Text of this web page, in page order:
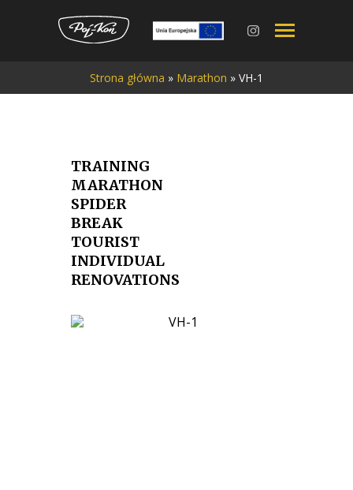
treści
Strona główna » Marathon » VH-1
TRAINING
MARATHON
SPIDER
BREAK
TOURIST
INDIVIDUAL
RENOVATIONS